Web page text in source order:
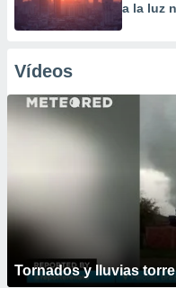
a la luz
Vídeos
Tornados y lluvias